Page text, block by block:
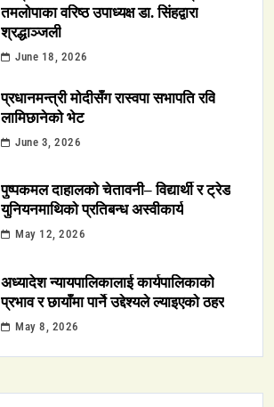
तमलोपाका वरिष्ठ उपाध्यक्ष डा. सिंहद्वारा
श्रद्धाञ्जली
June 18, 2026
प्रधानमन्त्री मोदीसँग रास्वपा सभापति रवि
लामिछानेको भेट
June 3, 2026
पुष्पकमल दाहालको चेतावनी– विद्यार्थी र ट्रेड
युनियनमाथिको प्रतिबन्ध अस्वीकार्य
May 12, 2026
अध्यादेश न्यायपालिकालाई कार्यपालिकाको
प्रभाव र छायाँमा पार्ने उद्देश्यले ल्याइएको ठहर
May 8, 2026